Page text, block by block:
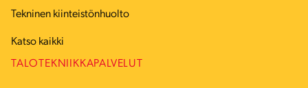
Tekninen kiinteistönhuolto
Katso kaikki
TALOTEKNIIKKAPALVELUT